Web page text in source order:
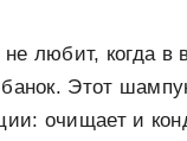
любит, когда в
Этот
очищает и